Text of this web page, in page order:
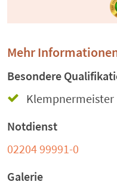
Mehr
Besondere
Klempnermeister
Notdienst
02204 99991-0
Galerie